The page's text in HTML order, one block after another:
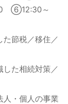
⑥12:30～
た節税／移住／
した相続対策／
人・個人の事業